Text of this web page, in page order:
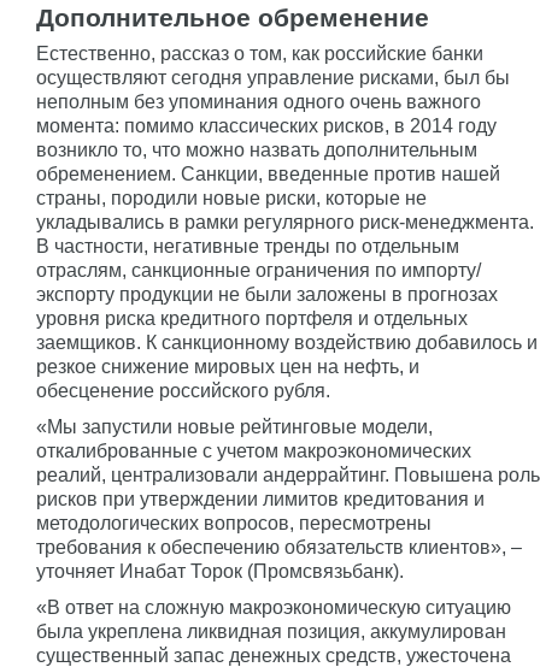
Дополнительное обременение
Естественно, рассказ о том, как российские банки
осуществляют сегодня управление рисками, был бы
неполным без упоминания одного очень важного
момента: помимо классических рисков, в 2014 году
возникло то, что можно назвать дополнительным
обременением. Санкции, введенные против нашей
страны, породили новые риски, которые не
укладывались в рамки регулярного риск-менеджмента.
В частности, негативные тренды по отдельным
отраслям, санкционные ограничения по импорту/
экспорту продукции не были заложены в прогнозах
уровня риска кредитного портфеля и отдельных
заемщиков. К санкционному воздействию добавилось и
резкое снижение мировых цен на нефть, и
обесценение российского рубля.
«Мы запустили новые рейтинговые модели,
откалиброванные с учетом макроэкономических
реалий, централизовали андеррайтинг. Повышена роль
рисков при утверждении лимитов кредитования и
методологических вопросов, пересмотрены
требования к обеспечению обязательств клиентов», –
уточняет Инабат Торок (Промсвязьбанк).
«В ответ на сложную макроэкономическую ситуацию
была укреплена ликвидная позиция, аккумулирован
существенный запас денежных средств, ужесточена